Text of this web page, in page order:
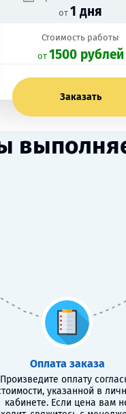
от 1 дня
Стоимость работы
oт 1500 рублей
Заказать
Оплата заказа
Произведите оплату
указанной в
кабинете. Если цена вам